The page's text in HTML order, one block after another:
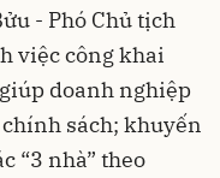
- Phó Chủ tịch
việc công khai
doanh nghiệp
sách; khuyến
“3 nhà” theo